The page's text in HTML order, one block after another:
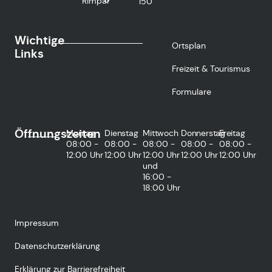
Wichtige
Links
Ortsplan
Freizeit & Tourismus
Formulare
Öffnungszeiten
Montag
08:00 -
12:00 Uhr
Dienstag
08:00 -
12:00 Uhr
Mittwoch
08:00 -
12:00 Uhr
und
16:00 -
18:00 Uhr
Donnerstag
08:00 -
12:00 Uhr
Freitag
08:00 -
12:00 Uhr
Impressum
Datenschutzerklärung
Erklärung zur Barrierefreiheit